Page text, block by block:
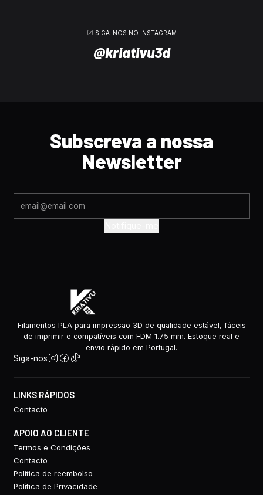
SIGA-NOS NO INSTAGRAM
@kriativu3d
Subscreva a nossa
Newsletter
Filamentos PLA para impressão 3D de qualidade estável, fáceis
de imprimir e compatíveis com FDM 1.75 mm. Estoque real e
envio rápido em Portugal.
Siga-nos
LINKS RÁPIDOS
Contacto
APOIO AO CLIENTE
Termos e Condições
Contacto
Politica de reembolso
Política de Privacidade